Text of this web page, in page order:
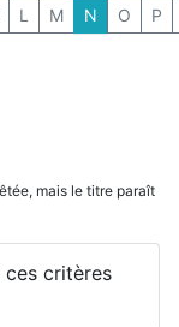
L M N O P
mais le titre paraît
ces critères